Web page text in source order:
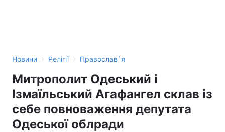
Новини › Релігії › Православ`я
Митрополит Одеський і
Ізмаїльський Агафангел склав із
себе повноваження депутата
Одеської облради